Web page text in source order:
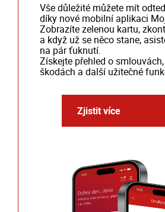
Vše důležité můžete mít
díky nové mobilní aplikaci
Zobrazíte zelenou kartu,
a když už se něco stane,
na pár ťuknutí.
Získejte přehled o
škodách a další užitečné
Zjistit více